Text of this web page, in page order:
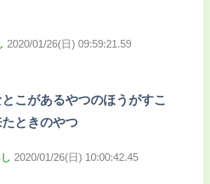
2020/01/26(日) 09:59:21.59
こがあるやつのほうがすこ
ときのやつ
2020/01/26(日) 10:00:42.45